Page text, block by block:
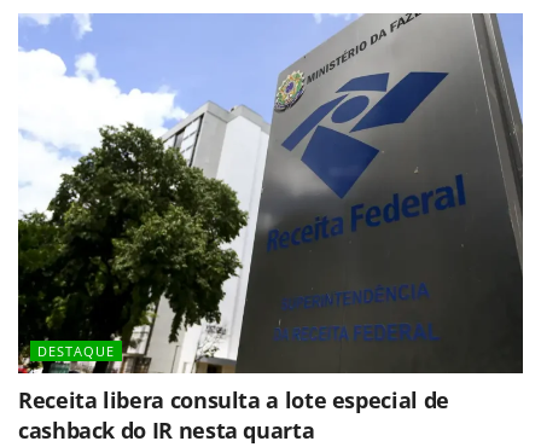
DESTAQUE
Receita libera consulta a lote especial de
cashback do IR nesta quarta